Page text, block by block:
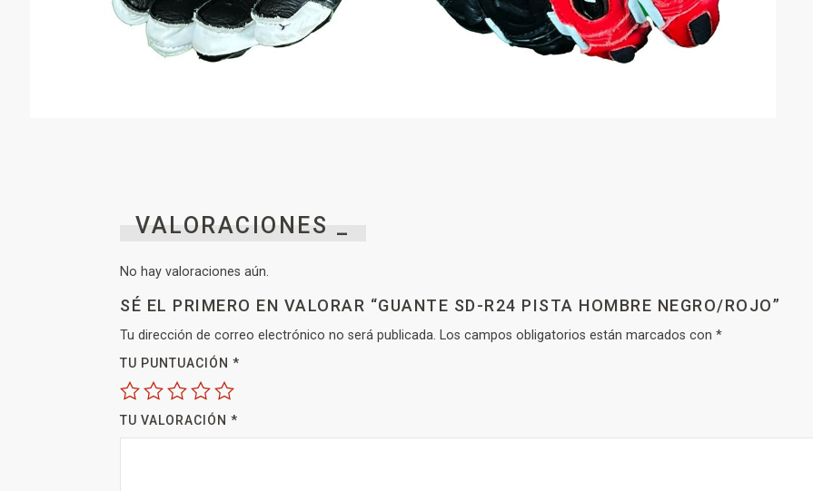
VALORACIONES _
No hay valoraciones aún.
SÉ EL PRIMERO EN VALORAR “GUANTE SD-R24 PISTA HOMBRE NEGRO/ROJO”
Tu dirección de correo electrónico no será publicada. Los campos obligatorios están marcados con *
TU PUNTUACIÓN *
TU VALORACIÓN *